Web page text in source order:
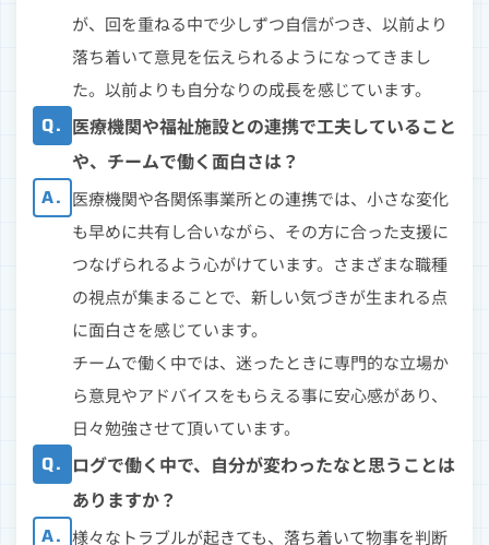
が、回を重ねる中で少しずつ自信がつき、以前より
落ち着いて意見を伝えられるようになってきまし
た。以前よりも自分なりの成長を感じています。
Q. 医療機関や福祉施設との連携で工夫していること
や、チームで働く面白さは？
A. 医療機関や各関係事業所との連携では、小さな変化
も早めに共有し合いながら、その方に合った支援に
つなげられるよう心がけています。さまざまな職種
の視点が集まることで、新しい気づきが生まれる点
に面白さを感じています。
チームで働く中では、迷ったときに専門的な立場か
ら意見やアドバイスをもらえる事に安心感があり、
日々勉強させて頂いています。
Q. ログで働く中で、自分が変わったなと思うことは
ありますか？
A. 様々なトラブルが起きても、落ち着いて物事を判断